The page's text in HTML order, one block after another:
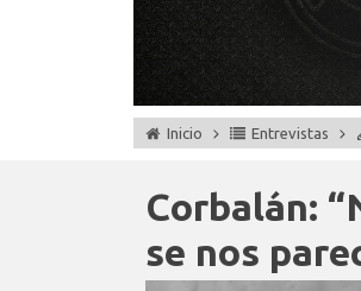
Inicio Entrevistas
Corbalán:
se nos